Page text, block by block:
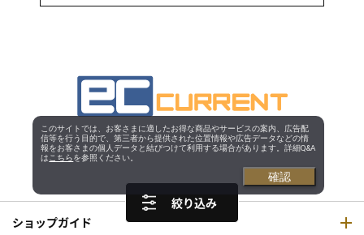
絞り込み
ショップガイド
このサイトでは、お客さまに適したお得な商品やサービスの案内、広告配
信等を行う目的で、第三者から提供された位置情報や広告データなどの情
報をお客さまの個人データと結びつけて利用する場合があります。詳細Q&A
は こちらを参照ください。
確認